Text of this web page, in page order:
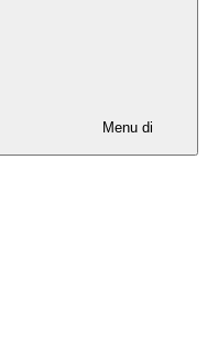
Menu di